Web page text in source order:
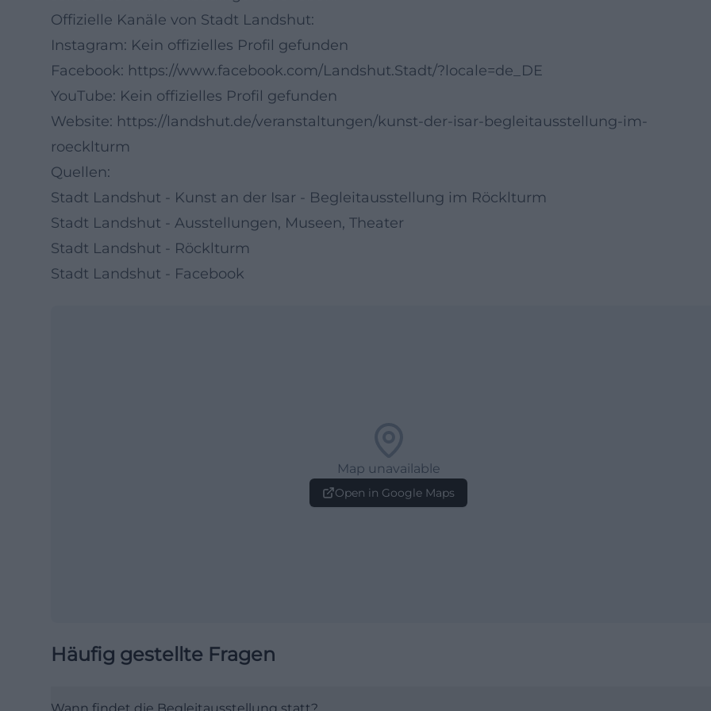
Offizielle Kanäle von Stadt Landshut:
Instagram: Kein offizielles Profil gefunden
Facebook: https://www.facebook.com/Landshut.Stadt/?locale=de_DE
YouTube: Kein offizielles Profil gefunden
Website: https://landshut.de/veranstaltungen/kunst-der-isar-begleitausstellung-im-
roecklturm
Quellen:
Stadt Landshut - Kunst an der Isar - Begleitausstellung im Röcklturm
Stadt Landshut - Ausstellungen, Museen, Theater
Stadt Landshut - Röcklturm
Stadt Landshut - Facebook
Map unavailable
Open in Google Maps
Häufig gestellte Fragen